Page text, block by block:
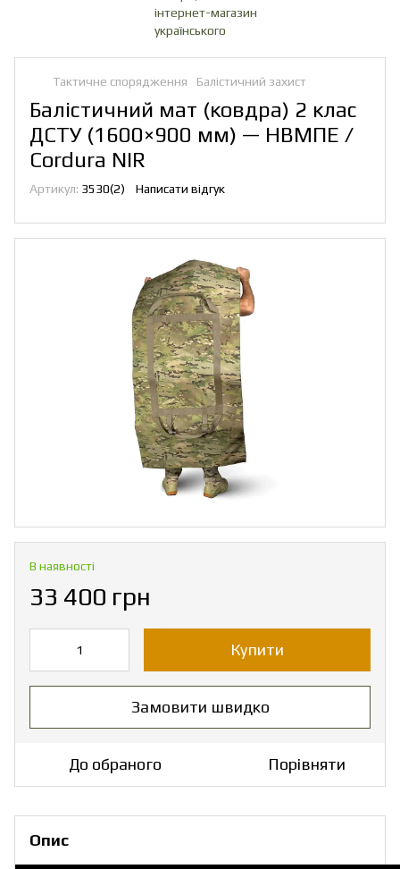
Тактичне спорядження Балістичний захист
Балістичний мат (ковдра) 2 клас
ДСТУ (1600×900 мм) — НВМПЕ /
Cordura NIR
Артикул: 3530(2) Написати відгук
В наявності
33 400 грн
Купити
Замовити швидко
До обраного Порівняти
Опис